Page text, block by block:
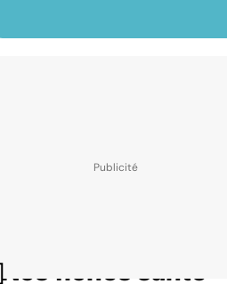
Nos fiches santé